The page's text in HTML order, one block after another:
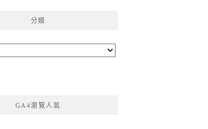
分類
GA4瀏覽人氣